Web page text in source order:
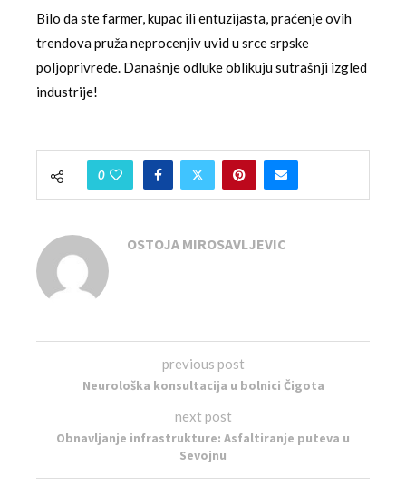
Bilo da ste farmer, kupac ili entuzijasta, praćenje ovih
trendova pruža neprocenjiv uvid u srce srpske
poljoprivrede. Današnje odluke oblikuju sutrašnji izgled
industrije!
0
OSTOJA MIROSAVLJEVIC
previous post
Neurološka konsultacija u bolnici Čigota
next post
Obnavljanje infrastrukture: Asfaltiranje puteva u
Sevojnu